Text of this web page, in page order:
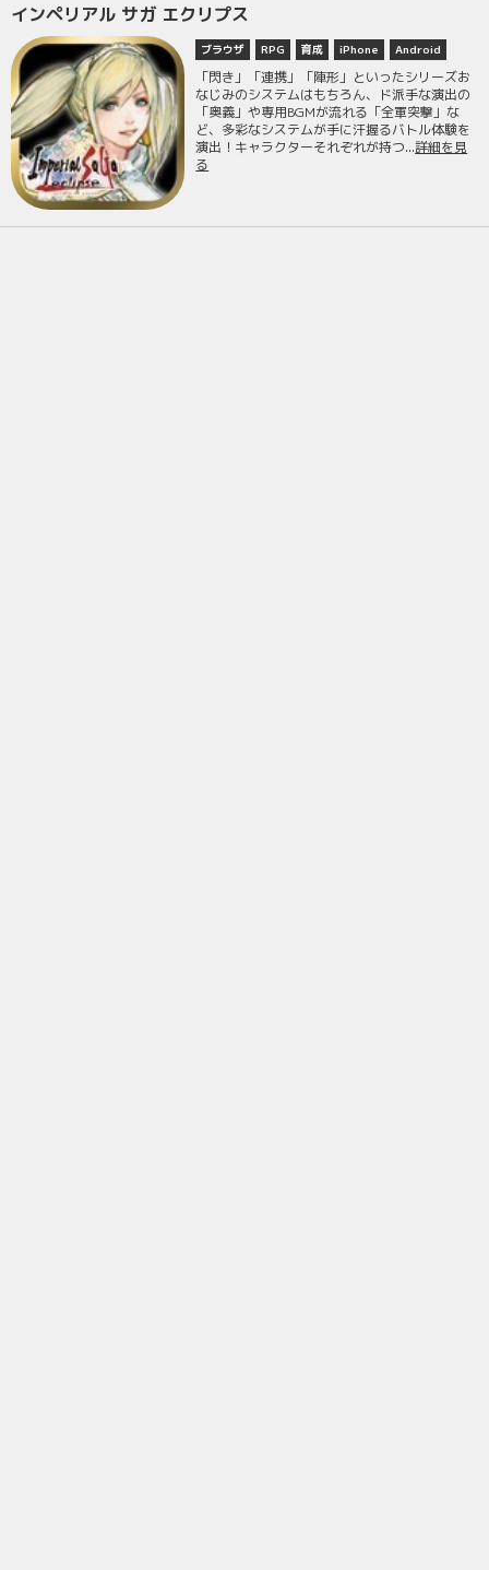
インペリアル サガ エクリプス
ブラウザ RPG 育成 iPhone Android
「閃き」「連携」「陣形」といったシリーズお
なじみのシステムはもちろん、ド派手な演出の
「奥義」や専用BGMが流れる「全軍突撃」な
ど、多彩なシステムが手に汗握るバトル体験を
演出！キャラクターそれぞれが持つ...詳細を見
る